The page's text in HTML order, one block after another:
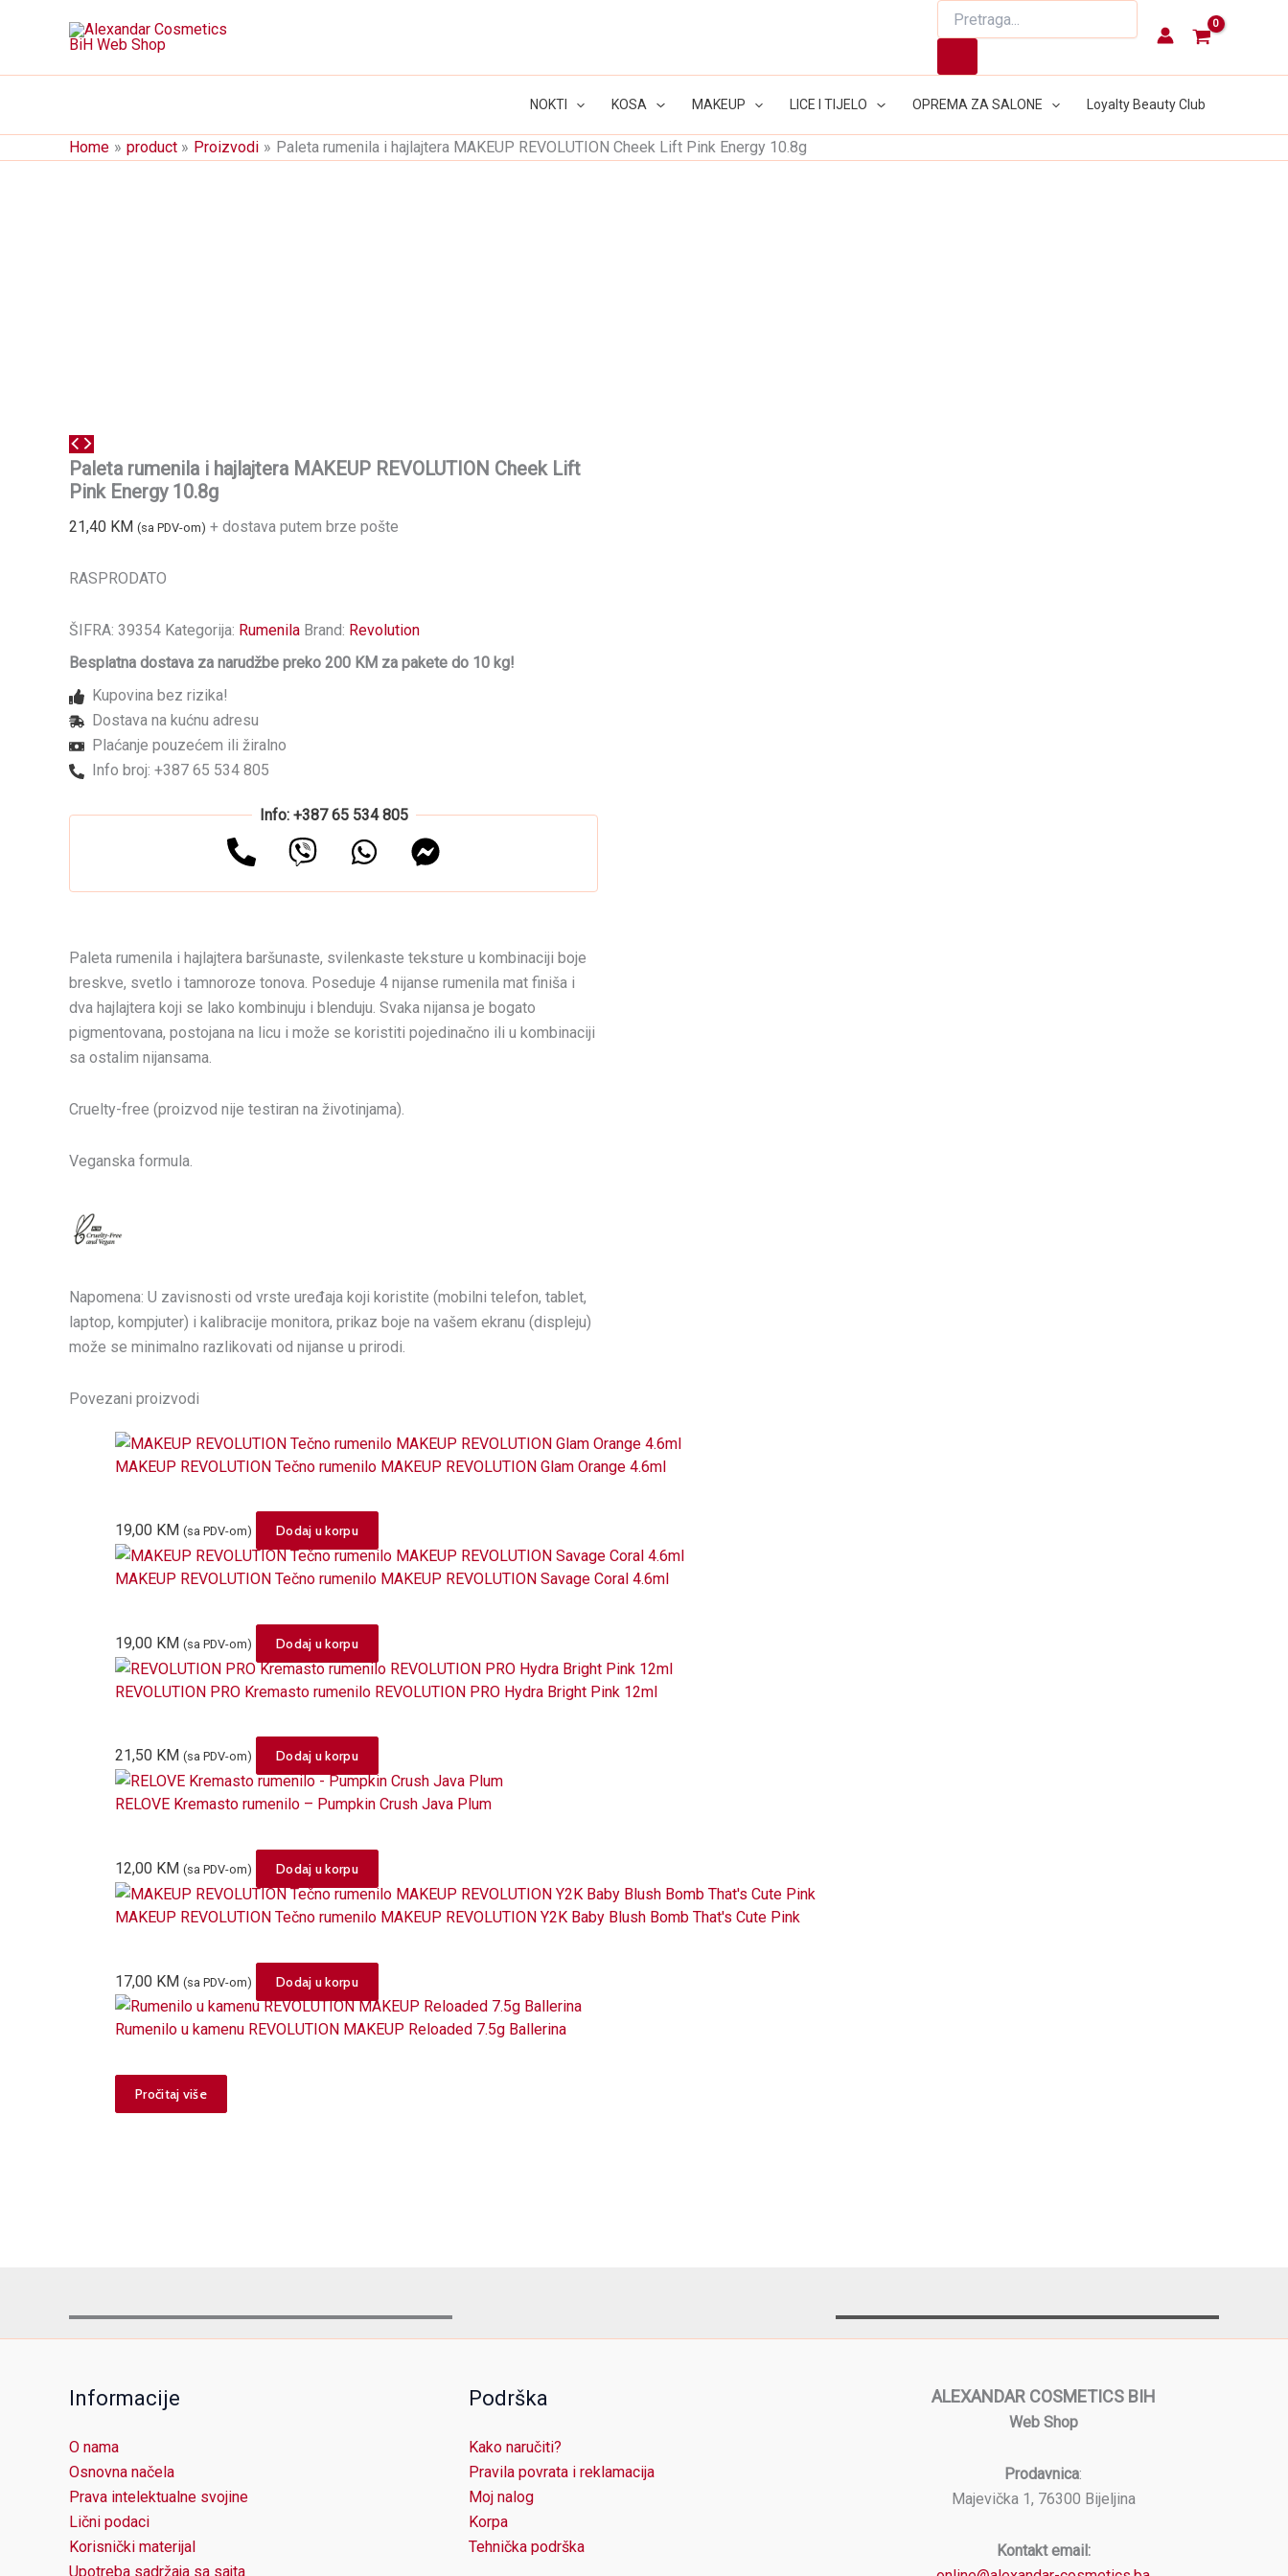
search
NOKTI KOSA MAKEUP LICE I TIJELO OPREMA ZA SALONE Loyalty Beauty Club
Home product Proizvodi Paleta rumenila i hajlajtera MAKEUP REVOLUTION Cheek Lift Pink Energy 10.8g
Nema na stanju
Paleta rumenila i hajlajtera MAKEUP REVOLUTION Cheek Lift
Pink Energy 10.8g
21,40 KM (sa PDV-om) + dostava putem brze pošte
RASPRODATO
ŠIFRA: 39354 Kategorija: Rumenila Brand: Revolution
Besplatna dostava za narudžbe preko 200 KM za pakete do 10 kg!
Kupovina bez rizika!
Dostava na kućnu adresu
Plaćanje pouzećem ili žiralno
Info broj: +387 65 534 805
Info: +387 65 534 805
Paleta rumenila i hajlajtera baršunaste, svilenkaste teksture u kombinaciji boje
breskve, svetlo i tamnoroze tonova. Poseduje 4 nijanse rumenila mat finiša i
dva hajlajtera koji se lako kombinuju i blenduju. Svaka nijansa je bogato
pigmentovana, postojana na licu i može se koristiti pojedinačno ili u kombinaciji
sa ostalim nijansama.
Cruelty-free (proizvod nije testiran na životinjama).
Veganska formula.
Napomena: U zavisnosti od vrste uređaja koji koristite (mobilni telefon, tablet,
laptop, kompjuter) i kalibracije monitora, prikaz boje na vašem ekranu (displeju)
može se minimalno razlikovati od nijanse u prirodi.
Povezani proizvodi
MAKEUP REVOLUTION Tečno rumenilo MAKEUP REVOLUTION Glam Orange 4.6ml
19,00 KM (sa PDV-om) Dodaj u korpu
MAKEUP REVOLUTION Tečno rumenilo MAKEUP REVOLUTION Savage Coral 4.6ml
19,00 KM (sa PDV-om) Dodaj u korpu
REVOLUTION PRO Kremasto rumenilo REVOLUTION PRO Hydra Bright Pink 12ml
21,50 KM (sa PDV-om) Dodaj u korpu
RELOVE Kremasto rumenilo – Pumpkin Crush Java Plum
12,00 KM (sa PDV-om) Dodaj u korpu
MAKEUP REVOLUTION Tečno rumenilo MAKEUP REVOLUTION Y2K Baby Blush Bomb That's Cute Pink
17,00 KM (sa PDV-om) Dodaj u korpu
Rumenilo u kamenu REVOLUTION MAKEUP Reloaded 7.5g Ballerina
Pročitaj više
Informacije
O nama
Osnovna načela
Prava intelektualne svojine
Lični podaci
Korisnički materijal
Upotreba sadržaja sa sajta
Podrška
Kako naručiti?
Pravila povrata i reklamacija
Moj nalog
Korpa
Tehnička podrška
ALEXANDAR COSMETICS BIH
Web Shop
Prodavnica:
Majevička 1, 76300 Bijeljina
Kontakt email: